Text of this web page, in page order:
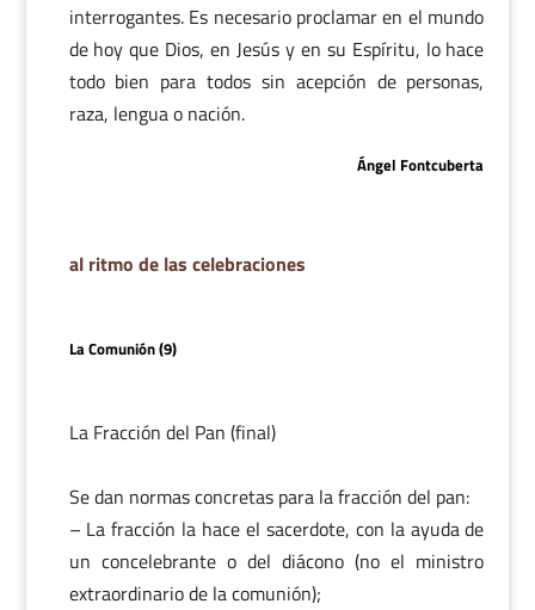
interrogantes. Es necesario proclamar en el mundo
de hoy que Dios, en Jesús y en su Espíritu, lo hace
todo bien para todos sin acepción de personas,
raza, lengua o nación.
Ángel Fontcuberta
al ritmo de las celebraciones
La Comunión (9)
La Fracción del Pan (final)
Se dan normas concretas para la fracción del pan:
– La fracción la hace el sacerdote, con la ayuda de
un concelebrante o del diácono (no el ministro
extraordinario de la comunión);